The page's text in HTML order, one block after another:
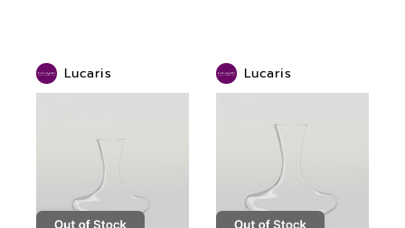
Lucaris Lucaris